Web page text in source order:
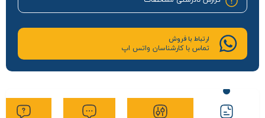
ارتباط با فروش
تماس با کارشناسان واتس اپ